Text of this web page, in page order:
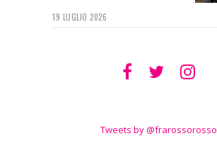
19 LUGLIO 2026
Tweets by @frarossorosso